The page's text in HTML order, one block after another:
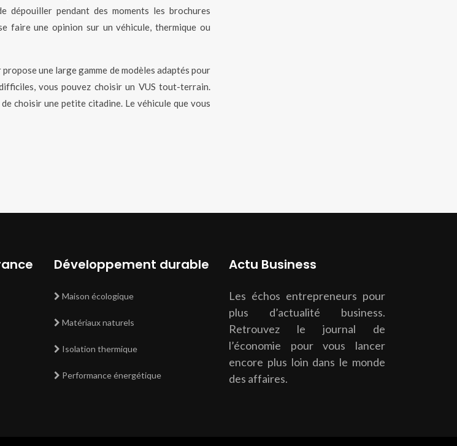
pendant des moments les brochures
faire une opinion sur un véhicule, thermique ou
une large gamme de modèles adaptés pour
vous pouvez choisir un VUS tout-terrain.
choisir une petite citadine. Le véhicule que vous
Développement durable
Maison écologique
Matériaux naturels
Isolation thermique
Performance énergétique
Actu Business
Les échos entrepreneurs pour
plus d’actualité business.
Retrouvez le journal de
l’économie pour vous lancer
encore plus loin dans le monde
des affaires.